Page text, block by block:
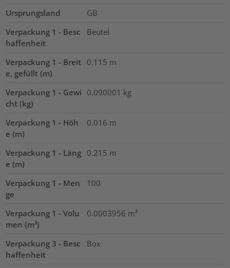
Ursprungsland
GB
Verpackung 1 - Besc
haffenheit
Beutel
Verpackung 1 - Breit
e, gefüllt (m)
0.115 m
Verpackung 1 - Gewi
cht (kg)
0.090001 kg
Verpackung 1 - Höh
e (m)
0.016 m
Verpackung 1 - Läng
e (m)
0.215 m
Verpackung 1 - Men
ge
100
Verpackung 1 - Volu
men (m³)
0.0003956 m³
Verpackung 3 - Besc
haffenheit
Box